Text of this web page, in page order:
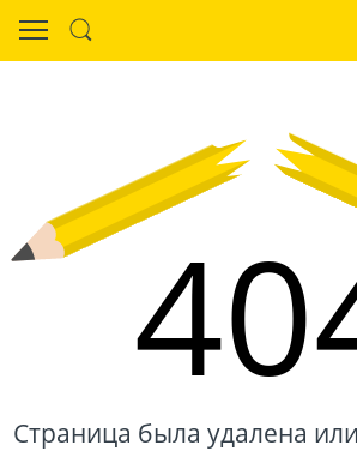
Страница была удалена